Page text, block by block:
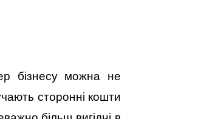
бізнесу можна не
сторонні кошти